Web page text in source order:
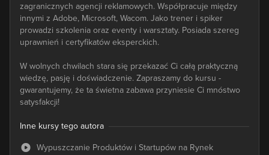
zagranicznych agencji reklamowych. Współpracuje między
innymi z Adobe, Microsoft, Wacom. Jako trener i spiker
prowadzi szkolenia oraz eventy i warsztaty. Posiada szereg
uprawnień i certyfikatów eksperckich.
W wolnych chwilach stara się przekazać Ci całą praktyczną
wiedzę, pasję i doświadczenie. Zapraszamy do kursu -
gwarantujemy, że ta świetna zabawa przyniesie Ci mnóstwo
satysfakcji!
Inne kursy tego autora
Wypuszczanie Produktów i Startupów na Rynek